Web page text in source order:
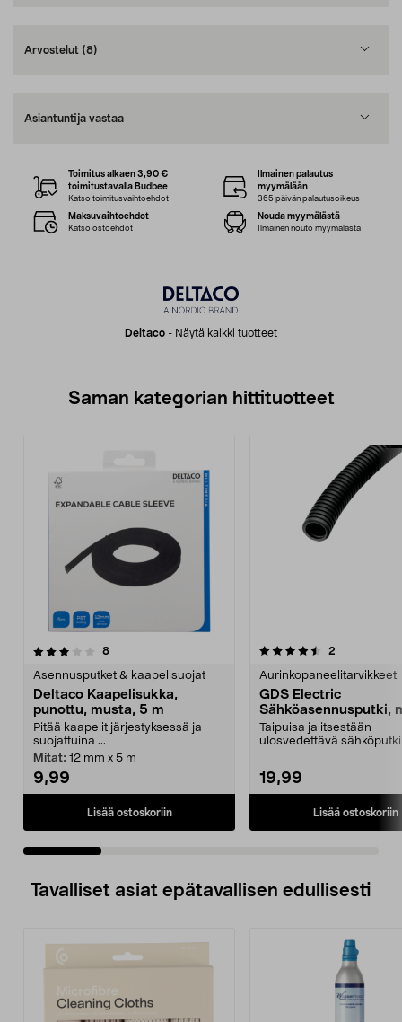
Arvostelut (8)
Asiantuntija vastaa
Deltaco - Näytä kaikki tuotteet
Toimitus alkaen 3,90 €
toimitustavalla Budbee
Katso toimitusvaihtoehdot
Ilmainen palautus
myymälään
365 päivän palautusoikeus
Maksuvaihtoehdot
Katso ostoehdot
Nouda myymälästä
Ilmainen nouto myymälästä
Saman kategorian hittituotteet
8arvostelut
Asennusputket & kaapelisuojat
Deltaco Kaapelisukka,
punottu, musta, 5 m
Pitää kaapelit järjestyksessä ja
suojattuina ...
Mitat: 12 mm x 5 m
9,99
Lisää ostoskoriin
4.5 viidestä
2
Aurinkopaneelitarvikkeet
GDS Electric
Sähköasennusputki,
16 mm x 25 m
Taipuisa ja itsestään
ulosvedettävä
19,99
Lisää ostoskoriin
4.0 viidestä
Tavalliset asiat epätavallisen edullisesti